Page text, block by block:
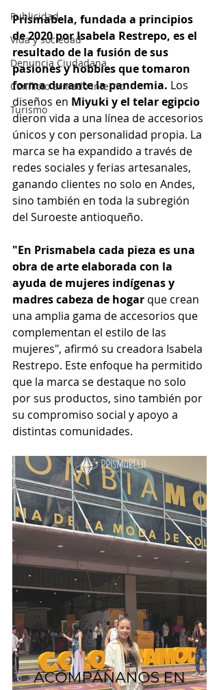
Publicidad
Vida y sociedad
Denuncia Ciudadana
Conflicto armado interno
Turismo
Prismabela, fundada a principios
de 2020 por Isabela Restrepo, es el
resultado de la fusión de sus
pasiones y hobbies que tomaron
forma durante la pandemia. Los
diseños en Miyuki y el telar egipcio
dieron vida a una línea de accesorios
únicos y con personalidad propia. La
marca se ha expandido a través de
redes sociales y ferias artesanales,
ganando clientes no solo en Andes,
sino también en toda la subregión
del Suroeste antioqueño.
"En Prismabela cada pieza es una
obra de arte elaborada con la
ayuda de mujeres indígenas y
madres cabeza de hogar que crean
una amplia gama de accesorios que
complementan el estilo de las
mujeres", afirmó su creadora Isabela
Restrepo. Este enfoque ha permitido
que la marca se destaque no solo
por sus productos, sino también por
su compromiso social y apoyo a
distintas comunidades.